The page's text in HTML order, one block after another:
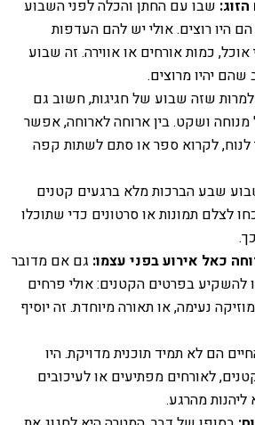
שבו עם החתן והכלה לפני השבוע
היו רוצים. אולי יש להם העדפות
אוכל, כמות אורחים או אווירה. זה שבוע
יהיו מרוצים.
למרות שזה שבוע של חגיגות, חשוב גם
מנוחה ושקט. בין ארוחה לארוחה, אפשר
לנוח, לקרוא ספר או סתם לשתות קפה
שבע הברכות מלא ברגעים קטנים
לצלם תמונות או סרטונים כדי שתוכלו
כאל אירוע בפני עצמו: גם אם מדובר
להשקיע בפרטים הקטנים: אולי פרחים
נעימה, או תאורה מיוחדת. זה יוסיף
הם לא תמיד תוכנית מדויקת. היו
לאורחים מפתיעים או לעיכובים
מהרגע.